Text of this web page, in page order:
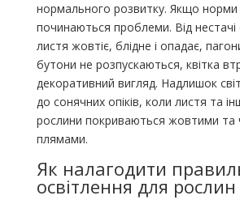
нормального розвитку. Якщо
починаються проблеми. Від нестачі
листя жовтіє, блідне і опадає,
бутони не розпускаються, квітка
декоративний вигляд. Надлишок
до сонячних опіків, коли листя та
рослини покриваються жовтими та
плямами.
Як налагодити
освітлення для рослин